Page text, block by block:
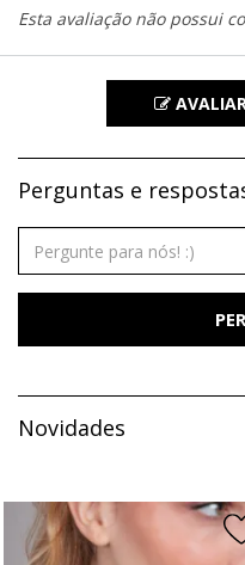
Esta avaliação não possui
Perguntas e
Novidades